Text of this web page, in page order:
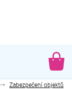
Zabezpečení objektů